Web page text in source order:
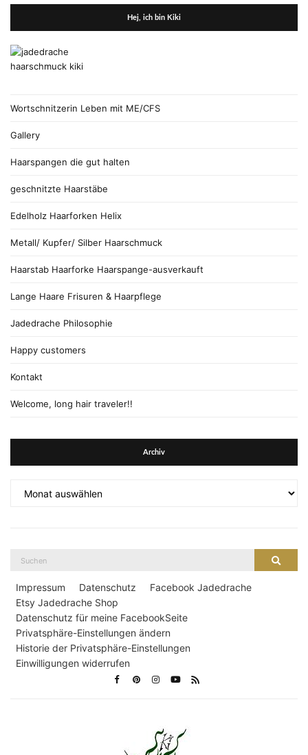
Hej, ich bin Kiki
Wortschnitzerin Leben mit ME/CFS
Gallery
Haarspangen die gut halten
geschnitzte Haarstäbe
Edelholz Haarforken Helix
Metall/ Kupfer/ Silber Haarschmuck
Haarstab Haarforke Haarspange-ausverkauft
Lange Haare Frisuren & Haarpflege
Jadedrache Philosophie
Happy customers
Kontakt
Welcome, long hair traveler!!
Archiv
Suche
Impressum Datenschutz
Facebook Jadedrache
Etsy Jadedrache Shop
Datenschutz für meine FacebookSeite
Privatsphäre-Einstellungen ändern
Historie der Privatsphäre-Einstellungen
Einwilligungen widerrufen